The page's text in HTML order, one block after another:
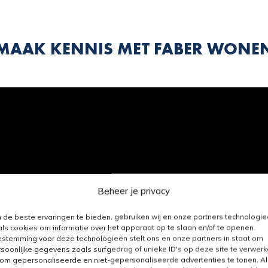
Beheer je privacy
de beste ervaringen te bieden, gebruiken wij en onze partners
cookies om informatie over het apparaat op te slaan en/of te openen.
voor deze technologieën stelt ons en onze partners in staat om
gegevens zoals surfgedrag of unieke ID's op deze site te
gepersonaliseerde en niet-gepersonaliseerde advertenties te tonen.
KENNIS MET FABER